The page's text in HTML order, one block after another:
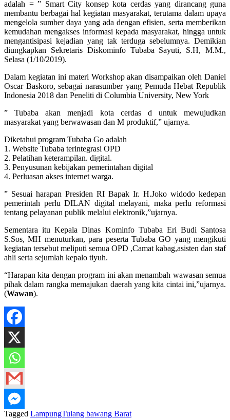
adalah = ” Smart City konsep kota cerdas yang dirancang guna
membantu berbagai hal kegiatan masyarakat, terutama dalam upaya
mengelola sumber daya yang ada dengan efisien, serta memberikan
kemudahan mengakses informasi kepada masyarakat, hingga untuk
mengantisipasi kejadian yang tak terduga sebelumnya. Demikian
diungkapkan Sekretaris Diskominfo Tubaba Sayuti, S.H, M.M.,
Selasa (1/10/2019).
Dalam kegiatan ini materi Workshop akan disampaikan oleh Daniel
Oscar Baskoro, sebagai narasumber yang Pemuda Hebat Republik
Indonesia 2018 dan Peneliti di Columbia University, New York
” Tubaba akan menjadi kota cerdas d untuk mewujudkan
masyarakat yang berwawasan dan M produktif,” ujarnya.
Diketahui program Tubaba Go adalah
1. Website Tubaba terintegrasi OPD
2. Pelatihan keterampilan. digital.
3. Penyusunan kebijakan pemerintahan digital
4. Perluasan akses internet warga.
” Sesuai harapan Presiden RI Bapak Ir. H.Joko widodo kedepan
pemerintah perlu DILAN digital melayani, maka perlu reformasi
tentang pelayanan publik melalui elektronik,”ujarnya.
Sementara itu Kepala Dinas Kominfo Tubaba Eri Budi Santosa
S.Sos, MH menuturkan, para peserta Tubaba GO yang mengikuti
kegiatan tersebut meliputi semua OPD ,Camat kabag,asisten dan staf
ahli serta sejumlah kepalo tiyuh.
“Harapan kita dengan program ini akan menambah wawasan semua
pihak dalam rangka memajukan daerah yang kita cintai ini,”ujarnya.
(Wawan).
Tagged LampungTulang bawang Barat